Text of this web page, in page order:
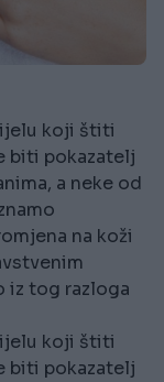
koji štiti
biti pokazatelj
a neke od
na koži
iz tog razloga
koji štiti
biti pokazatelj